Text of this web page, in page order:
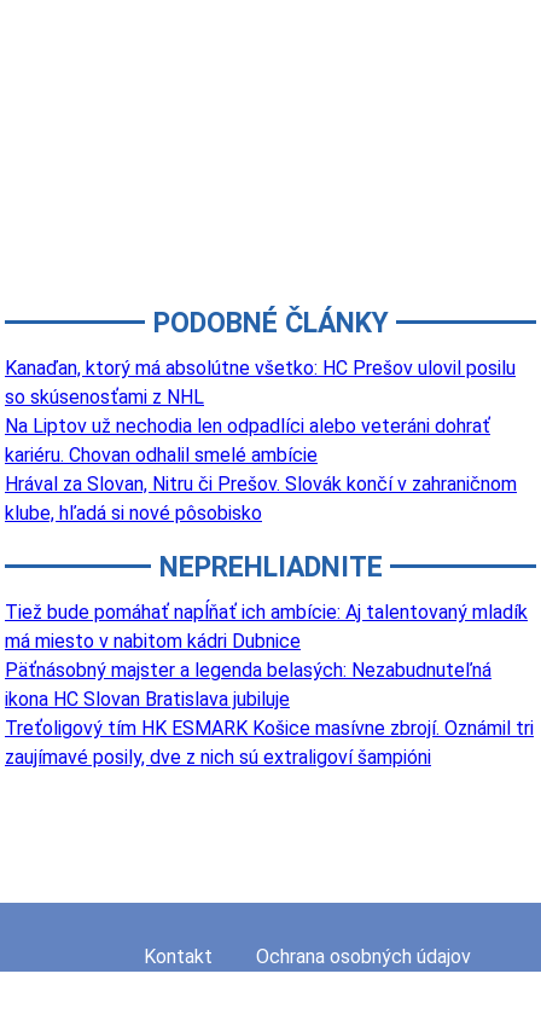
PODOBNÉ ČLÁNKY
Kanaďan, ktorý má absolútne všetko: HC Prešov ulovil posilu
so skúsenosťami z NHL
Na Liptov už nechodia len odpadlíci alebo veteráni dohrať
kariéru. Chovan odhalil smelé ambície
Hrával za Slovan, Nitru či Prešov. Slovák končí v zahraničnom
klube, hľadá si nové pôsobisko
NEPREHLIADNITE
Tiež bude pomáhať napĺňať ich ambície: Aj talentovaný mladík
má miesto v nabitom kádri Dubnice
Päťnásobný majster a legenda belasých: Nezabudnuteľná
ikona HC Slovan Bratislava jubiluje
Treťoligový tím HK ESMARK Košice masívne zbrojí. Oznámil tri
zaujímavé posily, dve z nich sú extraligoví šampióni
Kontakt Ochrana osobných údajov